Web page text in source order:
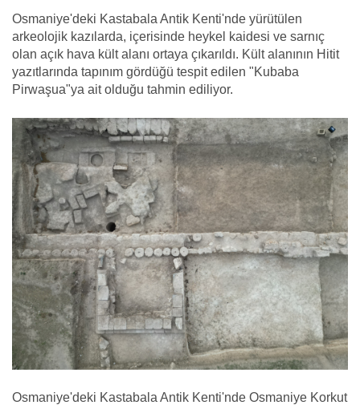
Osmaniye'deki Kastabala Antik Kenti'nde yürütülen
arkeolojik kazılarda, içerisinde heykel kaidesi ve sarnıç
olan açık hava kült alanı ortaya çıkarıldı. Kült alanının Hitit
yazıtlarında tapınım gördüğü tespit edilen "Kubaba
Pirwaşua"ya ait olduğu tahmin ediliyor.
Osmaniye'deki Kastabala Antik Kenti'nde Osmaniye Korkut